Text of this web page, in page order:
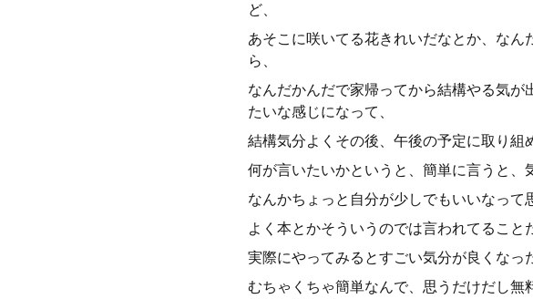
ど、
あそこに咲いてる花きれいだなとか、な
ら、
なんだかんだで家帰ってから結構やる気
たいな感じになって、
結構気分よくその後、午後の予定に取り組
何が言いたいかというと、簡単に言うと、
なんかちょっと自分が少しでもいいなって
よく本とかそういうのでは言われてること
実際にやってみるとすごい気分が良くなっ
むちゃくちゃ簡単なんで、思うだけだし